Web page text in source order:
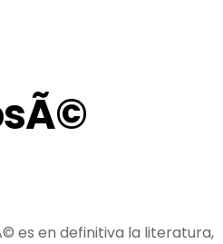
es en definitiva la literatura,